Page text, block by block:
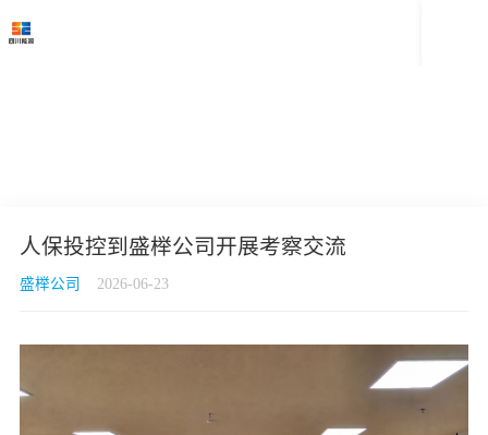
人保投控到盛榉公司开展考察交流
盛榉公司 2026-06-23